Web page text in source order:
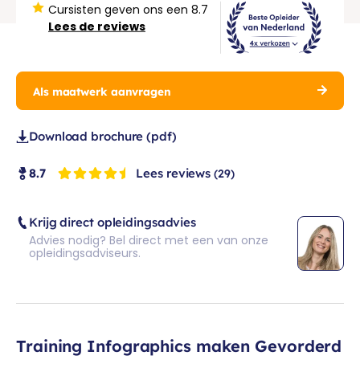
Cursisten geven ons een 8.7
Lees de reviews
Training Infographics maken Gevorderd
Als maatwerk aanvragen
Download brochure (pdf)
8.7 Lees reviews (29)
Krijg direct opleidingsadvies
Advies nodig? Bel direct met een van onze
opleidingsadviseurs.